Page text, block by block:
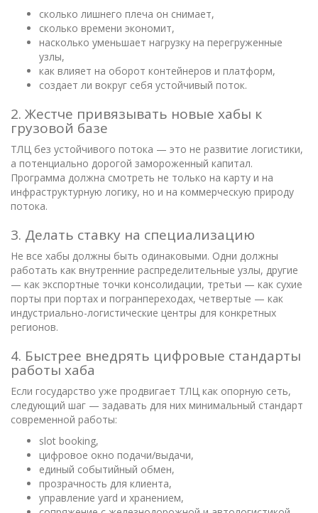
сколько лишнего плеча он снимает,
сколько времени экономит,
насколько уменьшает нагрузку на перегруженные
узлы,
как влияет на оборот контейнеров и платформ,
создает ли вокруг себя устойчивый поток.
2. Жестче привязывать новые хабы к
грузовой базе
ТЛЦ без устойчивого потока — это не развитие логистики,
а потенциально дорогой замороженный капитал.
Программа должна смотреть не только на карту и на
инфраструктурную логику, но и на коммерческую природу
потока.
3. Делать ставку на специализацию
Не все хабы должны быть одинаковыми. Одни должны
работать как внутренние распределительные узлы, другие
— как экспортные точки консолидации, третьи — как сухие
порты при портах и погранпереходах, четвертые — как
индустриально-логистические центры для конкретных
регионов.
4. Быстрее внедрять цифровые стандарты
работы хаба
Если государство уже продвигает ТЛЦ как опорную сеть,
следующий шаг — задавать для них минимальный стандарт
современной работы:
slot booking,
цифровое окно подачи/выдачи,
единый событийный обмен,
прозрачность для клиента,
управление yard и хранением,